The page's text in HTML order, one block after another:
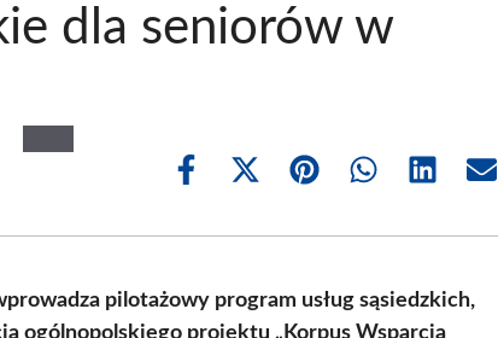
dla seniorów w
Share
Share
(Twitter)
Share Share Share
pilotażowy program usług sąsiedzkich,
ogólnopolskiego projektu „Korpus Wsparcia